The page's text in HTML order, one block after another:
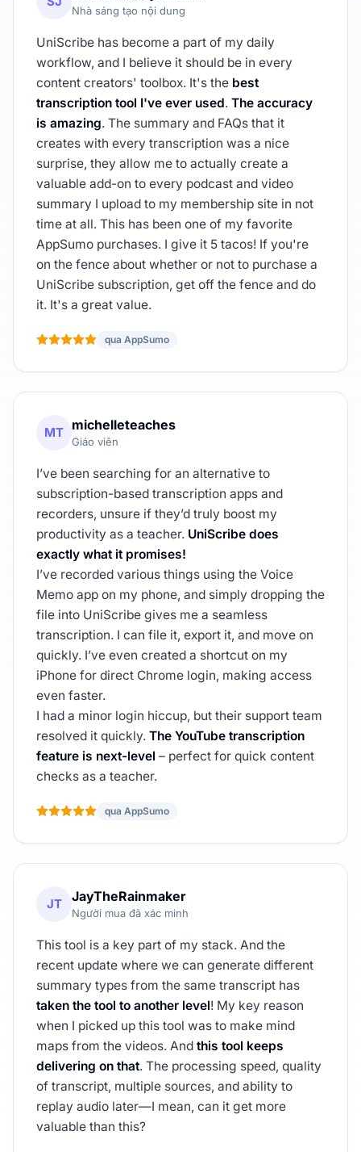
Nhà sáng tạo nội dung
UniScribe has become a part of my daily
workflow, and I believe it should be in every
content creators' toolbox. It's the best
transcription tool I've ever used. The accuracy
is amazing. The summary and FAQs that it
creates with every transcription was a nice
surprise, they allow me to actually create a
valuable add-on to every podcast and video
summary I upload to my membership site in not
time at all. This has been one of my favorite
AppSumo purchases. I give it 5 tacos! If you're
on the fence about whether or not to purchase a
UniScribe subscription, get off the fence and do
it. It's a great value.
qua AppSumo
MT michelleteaches
Giáo viên
I’ve been searching for an alternative to
subscription-based transcription apps and
recorders, unsure if they’d truly boost my
productivity as a teacher. UniScribe does
exactly what it promises!
I’ve recorded various things using the Voice
Memo app on my phone, and simply dropping the
file into UniScribe gives me a seamless
transcription. I can file it, export it, and move on
quickly. I’ve even created a shortcut on my
iPhone for direct Chrome login, making access
even faster.
I had a minor login hiccup, but their support team
resolved it quickly. The YouTube transcription
feature is next-level – perfect for quick content
checks as a teacher.
qua AppSumo
JT JayTheRainmaker
Người mua đã xác minh
This tool is a key part of my stack. And the
recent update where we can generate different
summary types from the same transcript has
taken the tool to another level! My key reason
when I picked up this tool was to make mind
maps from the videos. And this tool keeps
delivering on that. The processing speed, quality
of transcript, multiple sources, and ability to
replay audio later—I mean, can it get more
valuable than this?